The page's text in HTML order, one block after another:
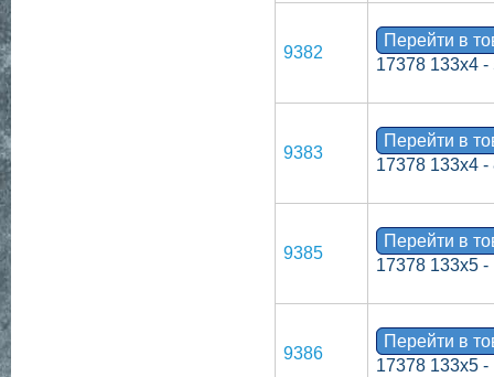
9382
Перейти в
17378 133х4 -
9383
Перейти в
17378 133х4 -
9385
Перейти в
17378 133х5 -
9386
Перейти в
17378 133х5 -